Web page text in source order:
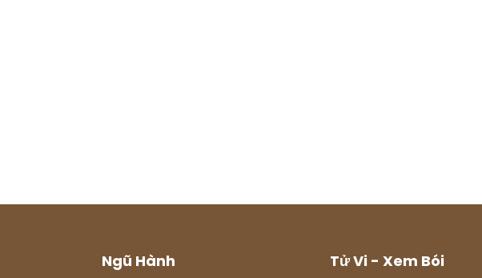
Ngũ Hành Tử Vi - Xem Bói